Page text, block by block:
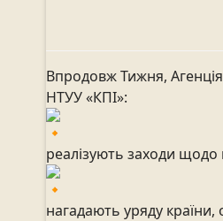
Впродовж Тижня, Агенція
НТУУ «КПІ»:
реалізують заходи щодо
нагадають уряду